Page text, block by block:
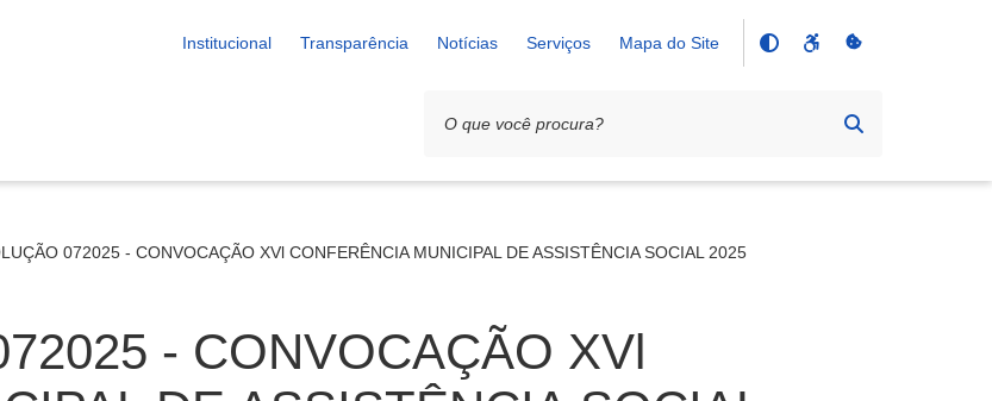
Institucional Transparência Notícias Serviços Mapa do Site
072025 - CONVOCAÇÃO XVl CONFERÊNCIA MUNICIPAL DE ASSISTÊNCIA SOCIAL 2025
- CONVOCAÇÃO XVl